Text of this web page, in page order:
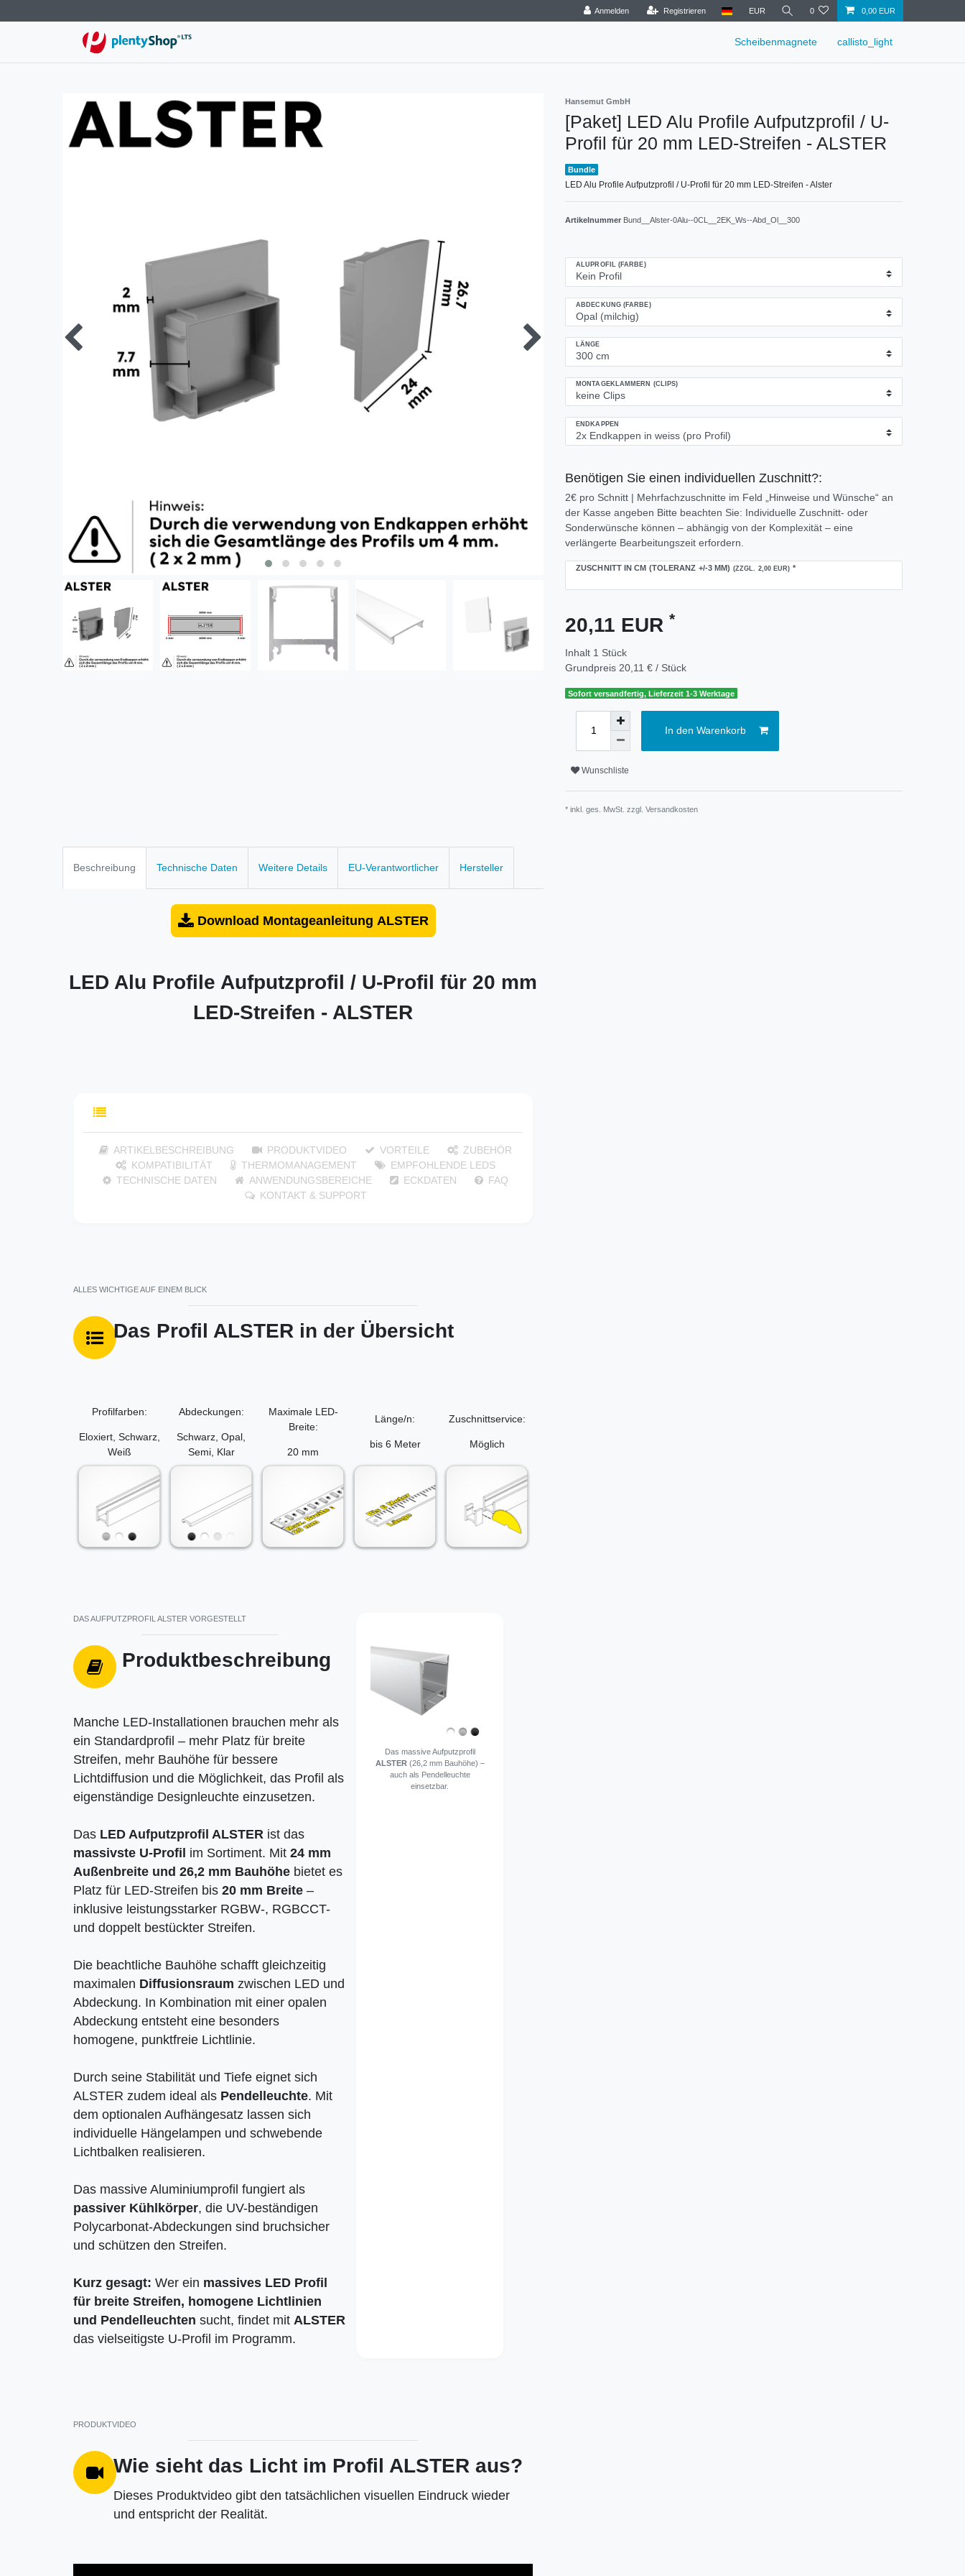
Anmelden Registrieren EUR 0 0,00 EUR
Scheibenmagnete callisto_light
Hansemut GmbH
[Paket] LED Alu Profile Aufputzprofil / U-
Profil für 20 mm LED-Streifen - ALSTER
Bundle
LED Alu Profile Aufputzprofil / U-Profil für 20 mm LED-Streifen - Alster
Artikelnummer Bund__Alster-0Alu--0CL__2EK_Ws--Abd_Ol__300
ALUPROFIL (FARBE)
ABDECKUNG (FARBE)
LÄNGE
MONTAGEKLAMMERN (CLIPS)
ENDKAPPEN
Benötigen Sie einen individuellen Zuschnitt?:
2€ pro Schnitt | Mehrfachzuschnitte im Feld „Hinweise und Wünsche“ an
der Kasse angeben Bitte beachten Sie: Individuelle Zuschnitt- oder
Sonderwünsche können – abhängig von der Komplexität – eine
verlängerte Bearbeitungszeit erfordern.
ZUSCHNITT IN CM (TOLERANZ +/-3 MM) (ZZGL. 2,00 EUR) *
20,11 EUR *
Inhalt 1 Stück
Grundpreis 20,11 € / Stück
Sofort versandfertig, Lieferzeit 1-3 Werktage
In den Warenkorb
Wunschliste
* inkl. ges. MwSt. zzgl. Versandkosten
Beschreibung Technische Daten Weitere Details EU-Verantwortlicher Hersteller
Download Montageanleitung ALSTER
LED Alu Profile Aufputzprofil / U-Profil für 20 mm
LED-Streifen - ALSTER
ARTIKELBESCHREIBUNG PRODUKTVIDEO VORTEILE
ZUBEHÖR
KOMPATIBILITÄT
THERMOMANAGEMENT
EMPFOHLENDE LEDS
TECHNISCHE DATEN
ANWENDUNGSBEREICHE ECKDATEN
FAQ
KONTAKT & SUPPORT
ALLES WICHTIGE AUF EINEM BLICK
Das Profil ALSTER in der Übersicht
Profilfarben:
Eloxiert, Schwarz,
Weiß
Abdeckungen:
Schwarz, Opal,
Semi, Klar
Maximale LED-
Breite:
20 mm
Länge/n:
bis 6 Meter
Zuschnittservice:
Möglich
DAS AUFPUTZPROFIL ALSTER VORGESTELLT
Produktbeschreibung
Manche LED-Installationen brauchen mehr als
ein Standardprofil – mehr Platz für breite
Streifen, mehr Bauhöhe für bessere
Lichtdiffusion und die Möglichkeit, das Profil als
eigenständige Designleuchte einzusetzen.
Das LED Aufputzprofil ALSTER ist das
massivste U-Profil im Sortiment. Mit 24 mm
Außenbreite und 26,2 mm Bauhöhe bietet es
Platz für LED-Streifen bis 20 mm Breite –
inklusive leistungsstarker RGBW-, RGBCCT-
und doppelt bestückter Streifen.
Die beachtliche Bauhöhe schafft gleichzeitig
maximalen Diffusionsraum zwischen LED und
Abdeckung. In Kombination mit einer opalen
Abdeckung entsteht eine besonders
homogene, punktfreie Lichtlinie.
Durch seine Stabilität und Tiefe eignet sich
ALSTER zudem ideal als Pendelleuchte. Mit
dem optionalen Aufhängesatz lassen sich
individuelle Hängelampen und schwebende
Lichtbalken realisieren.
Das massive Aluminiumprofil fungiert als
passiver Kühlkörper, die UV-beständigen
Polycarbonat-Abdeckungen sind bruchsicher
und schützen den Streifen.
Kurz gesagt: Wer ein massives LED Profil
für breite Streifen, homogene Lichtlinien
und Pendelleuchten sucht, findet mit ALSTER
das vielseitigste U-Profil im Programm.
Das massive Aufputzprofil
ALSTER(26,2 mm Bauhöhe) –
auch als Pendelleuchte
einsetzbar.
PRODUKTVIDEO
Wie sieht das Licht im Profil ALSTER aus?
Dieses Produktvideo gibt den tatsächlichen visuellen Eindruck wieder
und entspricht der Realität.